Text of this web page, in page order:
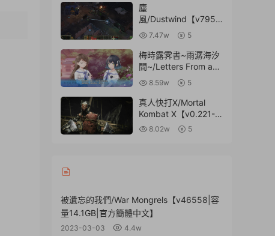
贈多項修改器】
塵
風/Dustwind【v7955
|容量5.37GB|官方簡
體中文】
7.47w 5
梅時露霁書~雨潺海汐
間~/Letters From a
Rainy Day -Oceans
and Lace-【v1.1a|容
量2.08GB|官方簡體中
文】
8.59w 5
真人快打X/Mortal
Kombat X【v0.221-
06.97367.1版|容量
8.02w 5
被遺忘的我們/War Mongrels【v46558|容
量14.1GB|官方簡體中文】
2023-03-03 4.4w